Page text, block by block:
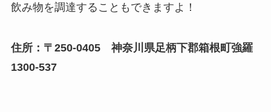
飲み物を調達することもできますよ！
住所：〒250-0405 神奈川県足柄下郡箱根町強羅
1300-537